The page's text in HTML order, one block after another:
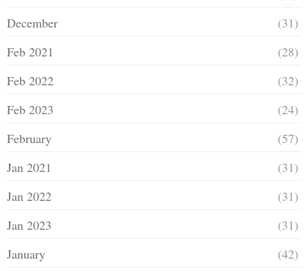
December
(31)
Feb 2021
(28)
Feb 2022
(32)
Feb 2023
(24)
February
(57)
Jan 2021
(31)
Jan 2022
(31)
Jan 2023
(31)
January
(42)